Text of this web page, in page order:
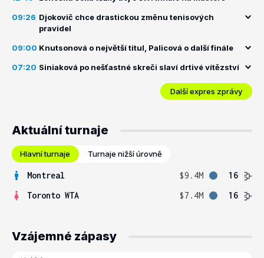
09:26 Djokovič chce drastickou změnu tenisových
pravidel
09:00 Knutsonová o největší titul, Palicová o další finále
07:20 Siniaková po nešťastné skreči slaví drtivé vítězství
Další expres zprávy
Aktuální turnaje
Hlavní turnaje Turnaje nižší úrovně
Montreal $9.4M
16
Toronto WTA
$7.4M 16
Vzájemné zápasy